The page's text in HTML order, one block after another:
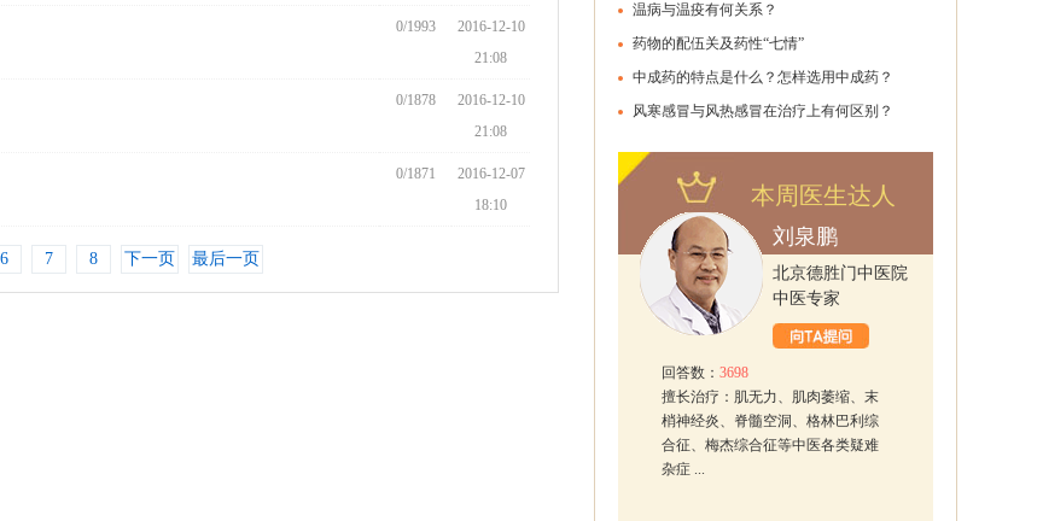
0/1993
2016-12-10
21:08
0/1878
2016-12-10
21:08
0/1871
2016-12-07
18:10
6 7 8 下一页 最后一页
温病与温疫有何关系？
药物的配伍关及药性“七情”
中成药的特点是什么？怎样选用中成药？
些？
风寒感冒与风热感冒在治疗上有何区别？
本周医生达人
刘泉鹏
北京德胜门中医院
中医专家
回答数： 3698
擅长治疗：肌无力、肌肉萎缩、末
梢神经炎、脊髓空洞、格林巴利综
合征、梅杰综合征等中医各类疑难
杂症 ...